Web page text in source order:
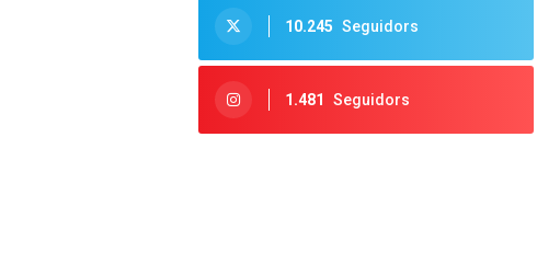
10.245 Seguidors
1.481 Seguidors